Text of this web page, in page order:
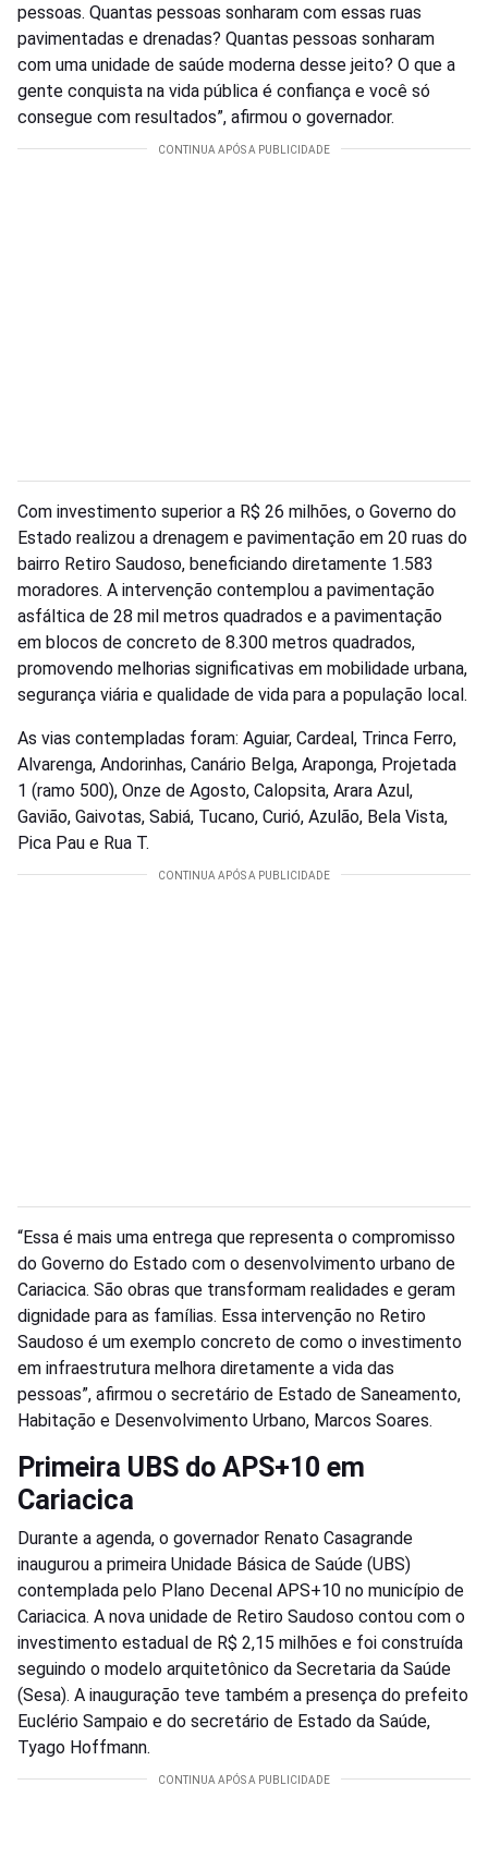
pessoas. Quantas pessoas sonharam com essas ruas
pavimentadas e drenadas? Quantas pessoas sonharam
com uma unidade de saúde moderna desse jeito? O que a
gente conquista na vida pública é confiança e você só
consegue com resultados”, afirmou o governador.
Com investimento superior a R$ 26 milhões, o Governo do
Estado realizou a drenagem e pavimentação em 20 ruas do
bairro Retiro Saudoso, beneficiando diretamente 1.583
moradores. A intervenção contemplou a pavimentação
asfáltica de 28 mil metros quadrados e a pavimentação
em blocos de concreto de 8.300 metros quadrados,
promovendo melhorias significativas em mobilidade urbana,
segurança viária e qualidade de vida para a população local.
As vias contempladas foram: Aguiar, Cardeal, Trinca Ferro,
Alvarenga, Andorinhas, Canário Belga, Araponga, Projetada
1 (ramo 500), Onze de Agosto, Calopsita, Arara Azul,
Gavião, Gaivotas, Sabiá, Tucano, Curió, Azulão, Bela Vista,
Pica Pau e Rua T.
“Essa é mais uma entrega que representa o compromisso
do Governo do Estado com o desenvolvimento urbano de
Cariacica. São obras que transformam realidades e geram
dignidade para as famílias. Essa intervenção no Retiro
Saudoso é um exemplo concreto de como o investimento
em infraestrutura melhora diretamente a vida das
pessoas”, afirmou o secretário de Estado de Saneamento,
Habitação e Desenvolvimento Urbano, Marcos Soares.
Primeira UBS do APS+10 em
Cariacica
Durante a agenda, o governador Renato Casagrande
inaugurou a primeira Unidade Básica de Saúde (UBS)
contemplada pelo Plano Decenal APS+10 no município de
Cariacica. A nova unidade de Retiro Saudoso contou com o
investimento estadual de R$ 2,15 milhões e foi construída
seguindo o modelo arquitetônico da Secretaria da Saúde
(Sesa). A inauguração teve também a presença do prefeito
Euclério Sampaio e do secretário de Estado da Saúde,
Tyago Hoffmann.